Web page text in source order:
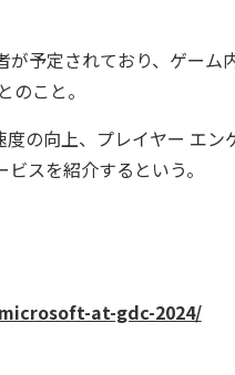
予定されており、ゲーム
こと。
の向上、プレイヤー エン
スを紹介するという。
at-gdc-2024/